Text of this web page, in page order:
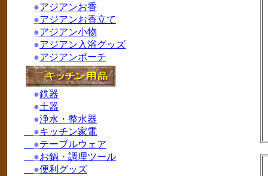
●アジアンお香
●アジアンお香立て
●アジアン小物
●アジアン入浴グッズ
●アジアンポーチ
●鉄器
●土器
●浄水・整水器
●キッチン家電
●テーブルウェア
●お鍋・調理ツール
●便利グッズ